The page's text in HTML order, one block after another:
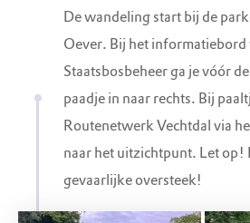
Hammerweg, 7731 AJ
De wandeling start bij de
Oever. Bij het informatiebord
Staatsbosbeheer ga je vóór
paadje in naar rechts. Bij
Routenetwerk Vechtdal via
naar het uitzichtpunt. Let op!
gevaarlijke oversteek!